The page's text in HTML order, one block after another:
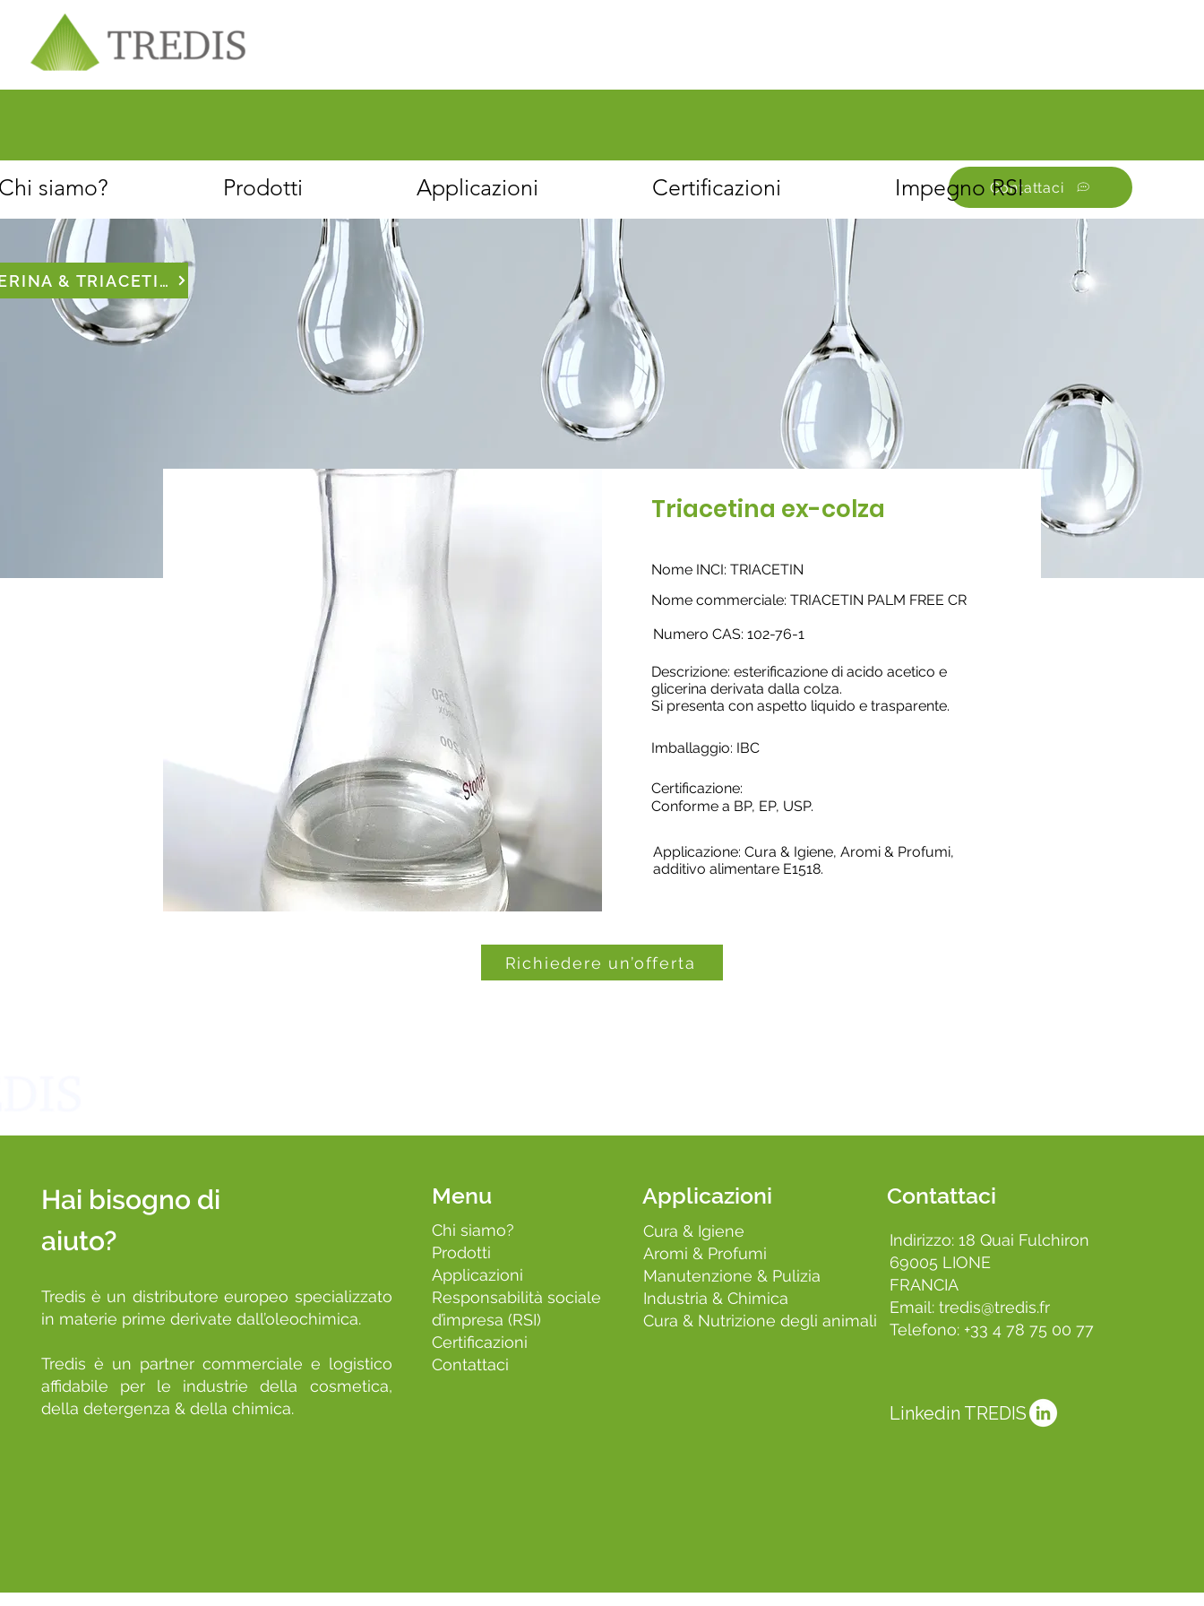
Chi siamo
Contattaci
siamo? Prodotti Applicazioni Certificazioni Impegno RSI
GLICERINA & TRIACETINA
Triacetina ex-colza
Nome INCI: TRIACETIN
Nome commerciale: TRIACETIN PALM FREE CR
Numero CAS: 102-76-1
Descrizione: esterificazione di acido acetico e
glicerina derivata dalla colza.
Si presenta con aspetto liquido e trasparente.
Imballaggio: IBC
Certificazione:
Conforme a BP, EP, USP.
Applicazione: Cura & Igiene, Aromi & Profumi,
additivo alimentare E1518.
Richiedere un’offerta
Hai bisogno di
aiuto?
Tredis è un distributore europeo specializzato
in materie prime derivate dall’oleochimica.
Tredis è un partner commerciale e logistico
affidabile per le industrie della cosmetica,
della detergenza & della chimica.
Menu
Chi siamo?
Prodotti
Applicazioni
Responsabilità sociale
d’impresa (RSI)
Certificazioni
Contattaci
Applicazioni
Cura & Igiene
Aromi & Profumi
Manutenzione & Pulizia
Industria & Chimica
Cura & Nutrizione degli animali
Contattaci
Linkedin TREDIS
Indirizzo: 18 Quai Fulchiron
69005 LIONE
FRANCIA
Email: tredis@tredis.fr
Telefono: +33 4 78 75 00 77